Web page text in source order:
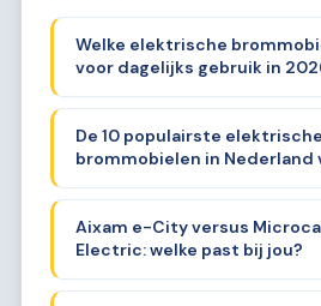
Welke elektrische
voor dagelijks gebruik in
De 10 populairste elektrische
brommobielen in Nederland
Aixam e-City versus
Electric: welke past bij jou?